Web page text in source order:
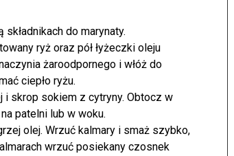
do marynaty.
ryż oraz pół łyżeczki oleju
żaroodpornego i włóż do
ciepło ryżu.
skrop sokiem z cytryny. Obtocz w
patelni lub w woku.
olej. Wrzuć kalmary i smaż szybko,
wrzuć posiekany czosnek